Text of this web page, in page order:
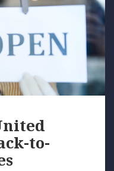
to-